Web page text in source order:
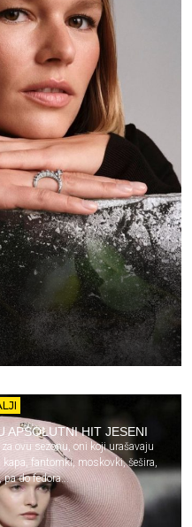
APSOLUTNI HIT JESENI
ovu sezonu, oni koji urašavaju
fantomki, moskovki, šešira,
pa do fedora...